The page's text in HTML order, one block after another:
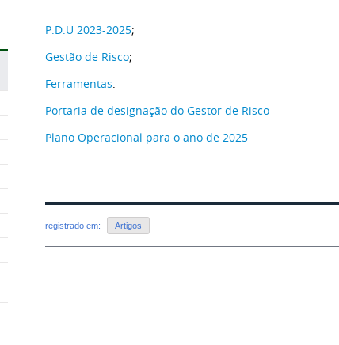
P.D.U 2023-2025;
Gestão de Risco;
Ferramentas.
Portaria de designação do Gestor de Risco
Plano Operacional para o ano de 2025
registrado em: Artigos